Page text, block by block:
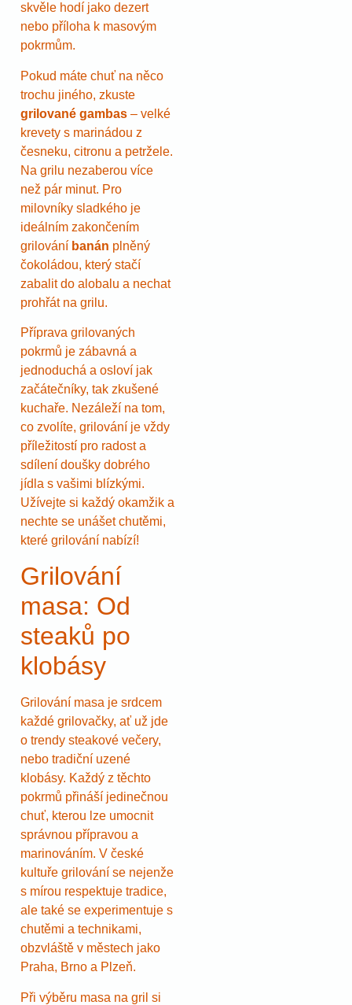
skvěle hodí jako dezert
nebo příloha k masovým
pokrmům.
Pokud máte chuť na něco
trochu jiného, zkuste
grilované gambas – velké
krevety s marinádou z
česneku, citronu a petržele.
Na grilu nezaberou více
než pár minut. Pro
milovníky sladkého je
ideálním zakončením
grilování banán plněný
čokoládou, který stačí
zabalit do alobalu a nechat
prohřát na grilu.
Příprava grilovaných
pokrmů je zábavná a
jednoduchá a osloví jak
začátečníky, tak zkušené
kuchaře. Nezáleží na tom,
co zvolíte, grilování je vždy
příležitostí pro radost a
sdílení doušky dobrého
jídla s vašimi blízkými.
Užívejte si každý okamžik a
nechte se unášet chutěmi,
které grilování nabízí!
Grilování
masa: Od
steaků po
klobásy
Grilování masa je srdcem
každé grilovačky, ať už jde
o trendy steakové večery,
nebo tradiční uzené
klobásy. Každý z těchto
pokrmů přináší jedinečnou
chuť, kterou lze umocnit
správnou přípravou a
marinováním. V české
kultuře grilování se nejenže
s mírou respektuje tradice,
ale také se experimentuje s
chutěmi a technikami,
obzvláště v městech jako
Praha, Brno a Plzeň.
Při výběru masa na gril si